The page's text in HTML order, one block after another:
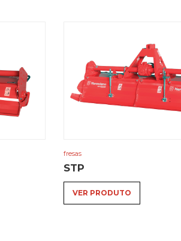
fresas
STP
VER PRODUTO